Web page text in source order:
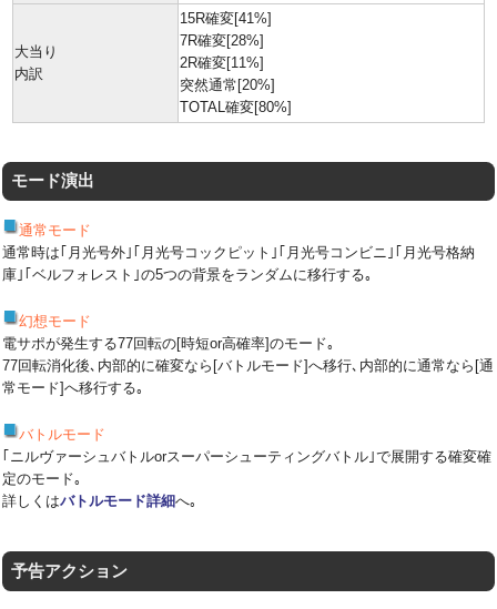
大当り
内訳
15R確変[41%]
7R確変[28%]
2R確変[11%]
突然通常[20%]
TOTAL確変[80%]
モード演出
通常モード
通常時は｢月光号外｣｢月光号コックピット｣｢月光号コンビニ｣｢月光号格納
庫｣｢ベルフォレスト｣の5つの背景をランダムに移行する｡
幻想モード
電サポが発生する77回転の[時短or高確率]のモード｡
77回転消化後､内部的に確変なら[バトルモード]へ移行､内部的に通常なら[通
常モード]へ移行する｡
バトルモード
｢ニルヴァーシュバトルorスーパーシューティングバトル｣で展開する確変確
定のモード｡
詳しくはバトルモード詳細へ｡
予告アクション